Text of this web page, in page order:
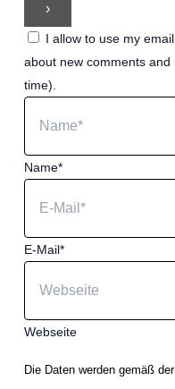
I allow to use my
about new comments
time).
Name*
E-Mail*
Webseite
Die Daten werden gemäß